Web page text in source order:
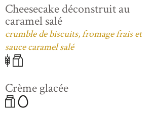
Cheesecake déconstruit au
caramel salé
crumble de biscuits, fromage frais et
sauce caramel salé
Crème glacée